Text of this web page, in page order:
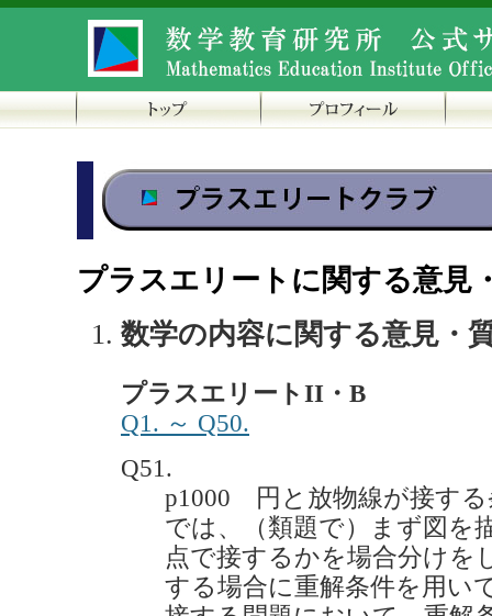
プラスエリートに関する意見
数学の内容に関する意見・
プラスエリートII・B
Q1. ～ Q50.
Q51.
p1000 円と放物線が接す
では、（類題で）まず図を
点で接するかを場合分けを
する場合に重解条件を用い